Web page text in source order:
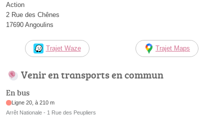
Action
2 Rue des Chênes
17690 Angoulins
Trajet Waze Trajet Maps
Venir en transports en commun
En bus
Ligne 20, à 210 m
Arrêt Nationale - 1 Rue des Peupliers